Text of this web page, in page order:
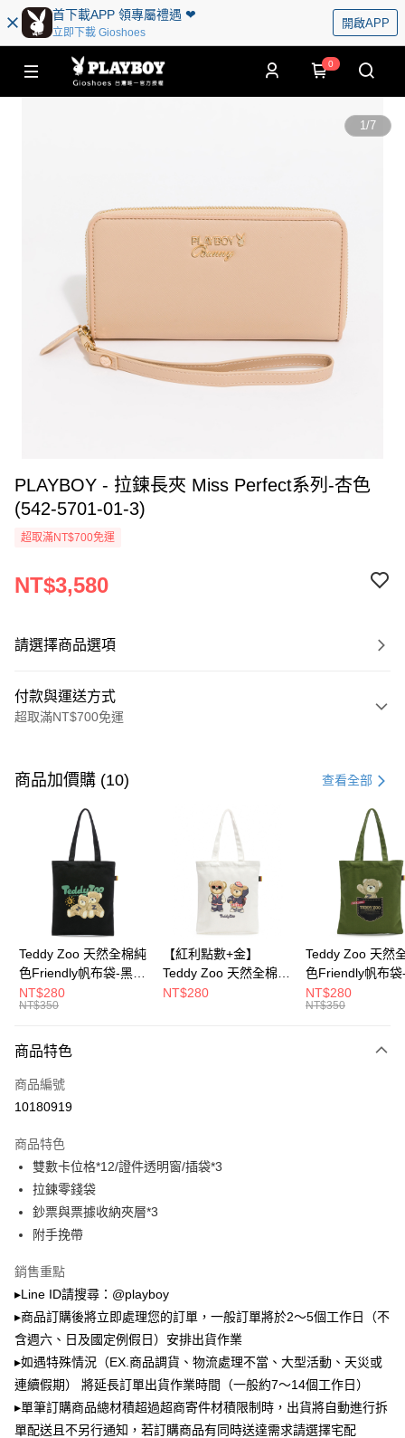
首下載APP 領專屬禮遇 ❤︎
立即下載 Gioshoes
開啟APP
0
1/7
PLAYBOY - 拉鍊長夾 Miss Perfect系列-杏色
(542-5701-01-3)
超取滿NT$700免運
NT$3,580
請選擇商品選項
付款與運送方式
超取滿NT$700免運
信用卡一次付款
超商取貨付款
Apple Pay
街口支付
大哥付你分期
相關說明
2.付款方式選擇「大哥付你分期」，訂單成立後會自動跳轉到大哥付的交易
成交易。
3.實際核准額度、可分期數及費用金額請依後續交易確認頁面所載為準。
消。如遇「轉專審核」未通過狀況，表示未達大哥付你分期系統評分，恕無
法說明評估內容。
【繳款方式說明】
1.分期款項不併入電信帳單，「大哥付你分期」於每月結算日後寄送繳費提
2.透過簡訊連結打開帳單後，可選擇「超商條碼／台灣大直營門市／銀行轉
帳／街口支付／iPASS MONEY」等通路繳費。
【注意事項】
1.本服務係由「台灣大哥大股份有限公司」（以下簡稱本公司）所提供，讓
用戶於交易時，得透過本服務購買商品或服務，並由商店將買賣／分期付款
買賣價金債權讓與本公司後，依約使用本公司帳單繳交帳款。
2.基於同意付款使用「大哥付你分期」之契約關係目的，商店將以您的個人
資料（包含姓名、電話或地址）提供予台灣大哥大進項蒐集、處理及利用，
由本公司與您本人進行分期帳單所需資料之確認、核對及更正。
3.完整用戶服務條款，請詳閱以下連結：https://oppay.tw/userRule
運送方式
全家取貨付款
付款後全家取貨
每筆NT$100，滿NT$700(含以上)免運費
付款後萊爾富取貨
7-11取貨付款
每筆NT$100，滿NT$900(含以上)免運費
付款後7-11取貨
每筆NT$100，滿NT$700(含以上)免運費
商品加價購 (10) 查看全部
Teddy Zoo 天然全棉純
色Friendly帆布袋-黑色
(TZB107)
NT$280
NT$350
【紅利點數+金】
Teddy Zoo 天然全棉純
色Friendly帆布袋-白色
NT$280
Teddy Zoo 天然
色Friendly帆布袋
色(TZB107)
NT$280
NT$350
商品特色
商品編號
10180919
商品特色
雙數卡位格*12/證件透明窗/插袋*3
拉鍊零錢袋
鈔票與票據收納夾層*3
附手挽帶
銷售重點
▸Line ID請搜尋：@playboy
▸商品訂購後將立即處理您的訂單，一般訂單將於2～5個工作日（不
含週六、日及國定例假日）安排出貨作業
▸如遇特殊情況（EX.商品調貨、物流處理不當、大型活動、天災或
連續假期） 將延長訂單出貨作業時間（一般約7～14個工作日）
▸單筆訂購商品總材積超過超商寄件材積限制時，出貨將自動進行拆
單配送且不另行通知，若訂購商品有同時送達需求請選擇宅配